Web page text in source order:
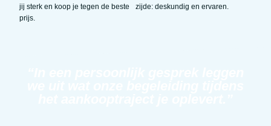
jij sterk en koop je tegen de beste
prijs.
zijde: deskundig en ervaren.